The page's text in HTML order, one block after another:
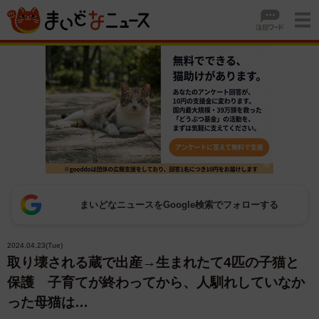
まいどなニュースをGoogle検索でフォローする
2024.04.23(Tue)
取り壊される蔵で出産→生まれたて4匹の子猫と
保護 子育てが終わってから、人馴れしていなか
った母猫は…